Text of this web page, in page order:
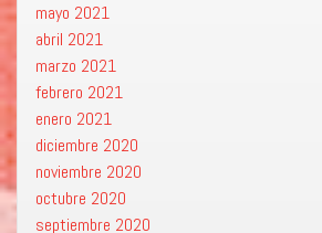
mayo 2021
abril 2021
marzo 2021
febrero 2021
enero 2021
diciembre 2020
noviembre 2020
octubre 2020
septiembre 2020